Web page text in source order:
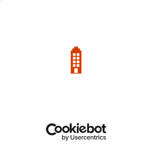
Bewertet mit 9,8